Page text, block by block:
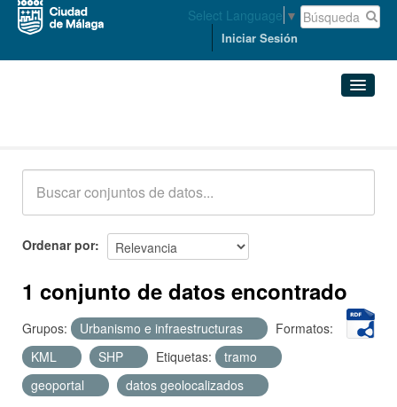
Select Language ▼
Iniciar Sesión
Acerca de
Ordenar por
1 conjunto de datos encontrado
Grupos: Urbanismo e infraestructuras
Formatos:
KML
SHP Etiquetas:
tramo
geoportal
datos geolocalizados